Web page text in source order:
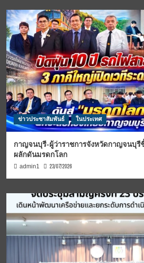
ข่าวประชาสัมพันธ์ ในประเทศ
กาญจนบุรี-ผู้ว่าราชการจังหวัดกาญจนบุรี
ผลักดันมรดกโลก
admin1 23/07/2026